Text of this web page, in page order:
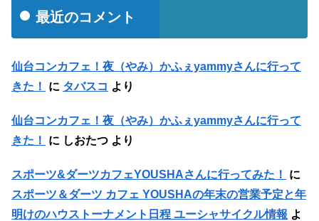
最近のコメント
仙台コンカフェ！夜（やみ）かふぇyammyさんに行って
きた！
に タバスコ より
仙台コンカフェ！夜（やみ）かふぇyammyさんに行って
きた！
に しおたつ より
スポーツ&ダーツカフェYOUSHAさんに行ってみた！
に
スポーツ＆ダーツ カフェ YOUSHAの年末の営業予定と年
明けのハウストーナメント日程 ユーシャサイクル情報 よ